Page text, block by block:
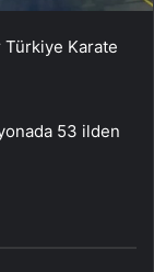
Türkiye Karate
53 ilden